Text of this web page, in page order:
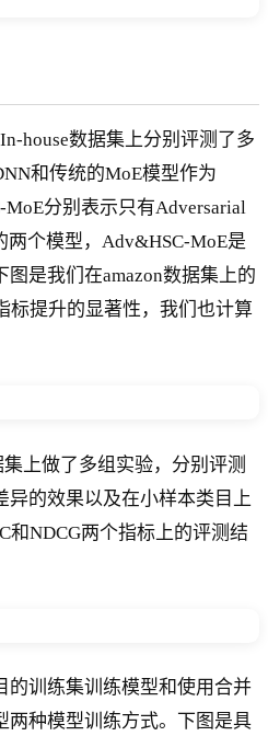
house数据集上分别评测了多
和传统的MoE模型作为
MoE分别表示只有Adversarial
两个模型，Adv&HSC-MoE是
是我们在amazon数据集上的
标提升的显著性，我们也计算
上做了多组实验，分别评测
异的效果以及在小样本类目上
和NDCG两个指标上的评测结
的训练集训练模型和使用合并
两种模型训练方式。下图是具